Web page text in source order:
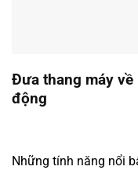
Đưa thang máy
động
Những tính năng nổi